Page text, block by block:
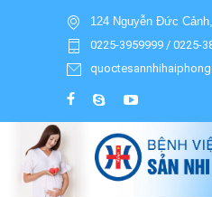
124 Nguyễn Đức
0225-3959999 / 0225-